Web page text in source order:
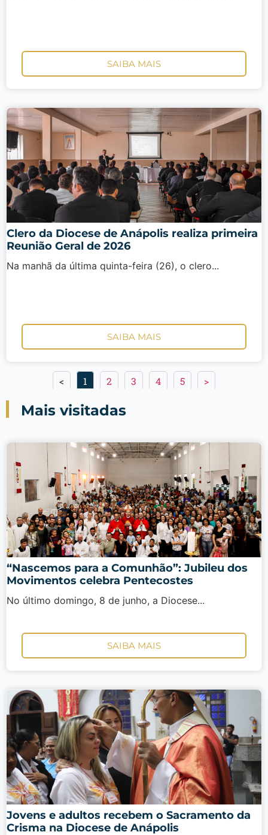
SAIBA MAIS
Clero da Diocese de Anápolis realiza primeira
Reunião Geral de 2026
Na manhã da última quinta-feira (26), o clero...
SAIBA MAIS
< 1 2 3 4 5 >
Mais visitadas
“Nascemos para a Comunhão”: Jubileu dos
Movimentos celebra Pentecostes
No último domingo, 8 de junho, a Diocese...
SAIBA MAIS
Jovens e adultos recebem o Sacramento da
Crisma na Diocese de Anápolis